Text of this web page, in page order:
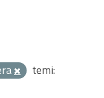
temi: